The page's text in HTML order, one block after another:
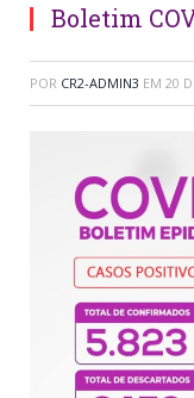
Boletim
POR CR2-ADMIN3 EM 20